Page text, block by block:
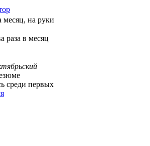
месяц, на руки
раза в месяц
среди первых